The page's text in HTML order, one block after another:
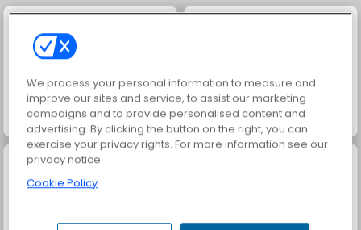
Fashion Princess - Dress Up for Girls Farm Merge Valley
We process your personal information to measure and
improve our sites and service, to assist our marketing
campaigns and to provide personalised content and
advertising. By clicking the button on the right, you can
exercise your privacy rights. For more information see our
privacy notice
Cookie Policy